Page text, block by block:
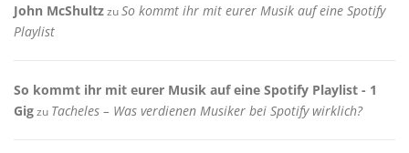
John McShultzzuSo kommt ihr mit eurer Musik auf eine Spotify
Playlist
So kommt ihr mit eurer Musik auf eine Spotify Playlist - 1
Gigzu Tacheles – Was verdienen Musiker bei Spotify wirklich?